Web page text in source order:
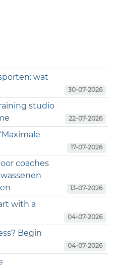
wat
30-07-2026
studio
22-07-2026
17-07-2026
coaches
13-07-2026
with a
04-07-2026
Begin
04-07-2026